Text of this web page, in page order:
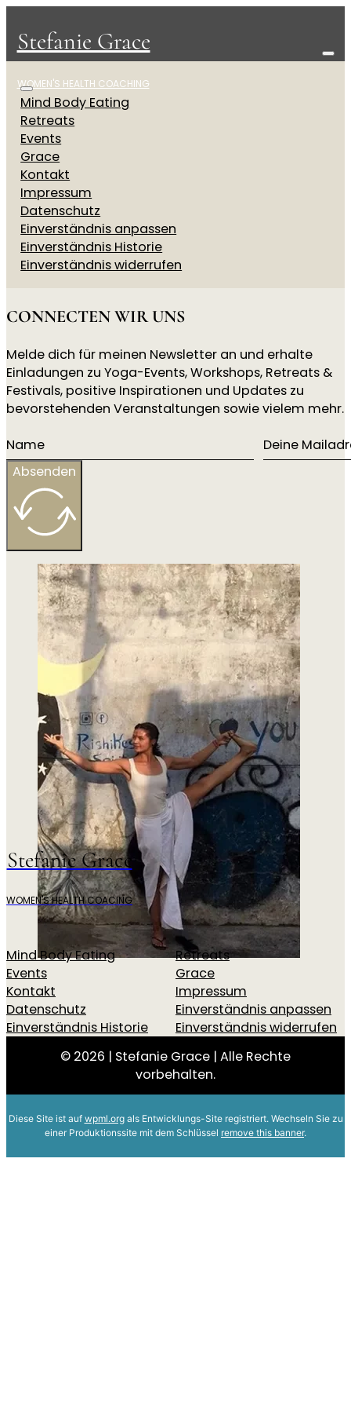
Stefanie Grace
WOMEN'S HEALTH COACHING
Mind Body Eating
Retreats
Events
Grace
Kontakt
Impressum
Datenschutz
Einverständnis anpassen
Einverständnis Historie
Einverständnis widerrufen
CONNECTEN WIR UNS
Melde dich für meinen Newsletter an und erhalte
Einladungen zu Yoga-Events, Workshops, Retreats &
Festivals, positive Inspirationen und Updates zu
bevorstehenden Veranstaltungen sowie vielem mehr.
Absenden
Stefanie Grace
WOMEN'S HEALTH COACING
Mind Body Eating
Retreats
Events
Grace
Kontakt
Impressum
Datenschutz
Einverständnis anpassen
Einverständnis Historie
Einverständnis widerrufen
© 2026 | Stefanie Grace | Alle Rechte
vorbehalten.
Diese Site ist auf wpml.orgals Entwicklungs-Site registriert. Wechseln Sie zu
einer Produktionssite mit dem Schlüssel remove this banner.